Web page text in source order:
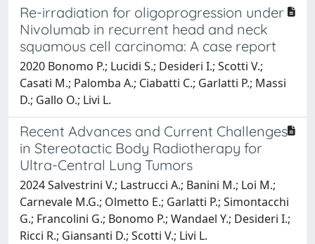
Re-irradiation for oligoprogression under
Nivolumab in recurrent head and neck
squamous cell carcinoma: A case report
2020 Bonomo P.; Lucidi S.; Desideri I.; Scotti V.;
Casati M.; Palomba A.; Ciabatti C.; Garlatti P.; Massi
D.; Gallo O.; Livi L.
Recent Advances and Current Challenges
in Stereotactic Body Radiotherapy for
Ultra-Central Lung Tumors
2024 Salvestrini V.; Lastrucci A.; Banini M.; Loi M.;
Carnevale M.G.; Olmetto E.; Garlatti P.; Simontacchi
G.; Francolini G.; Bonomo P.; Wandael Y.; Desideri I.;
Ricci R.; Giansanti D.; Scotti V.; Livi L.